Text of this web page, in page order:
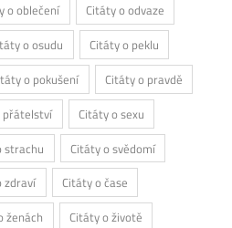
o oblečení
Citáty o odvaze
o osudu
Citáty o peklu
o pokušení
Citáty o pravdě
přátelství
Citáty o sexu
strachu
Citáty o svědomí
zdraví
Citáty o čase
ženách Citáty o životě